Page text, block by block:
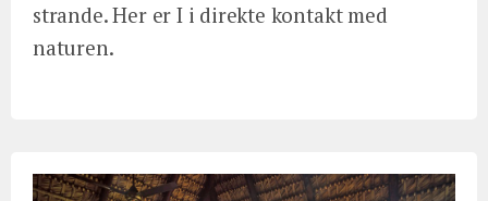
strande. Her er I i direkte kontakt med
naturen.